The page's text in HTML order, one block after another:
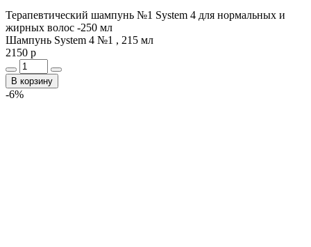
Терапевтический шампунь №1 System 4 для нормальных и
жирных волос -250 мл
Шампунь System 4 №1 , 215 мл
2150 р
В корзину
-6%